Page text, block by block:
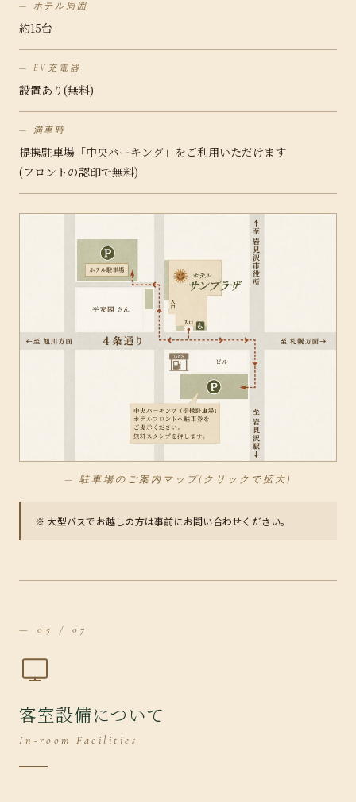
ホテル周囲
約15台
EV充電器
設置あり(無料)
満車時
提携駐車場「中央パーキング」をご利用いただけます
(フロントの認印で無料)
— 駐車場のご案内マップ(クリックで拡大)
※ 大型バスでお越しの方は事前にお問い合わせください。
— 05 / 07
客室設備について
In-room Facilities